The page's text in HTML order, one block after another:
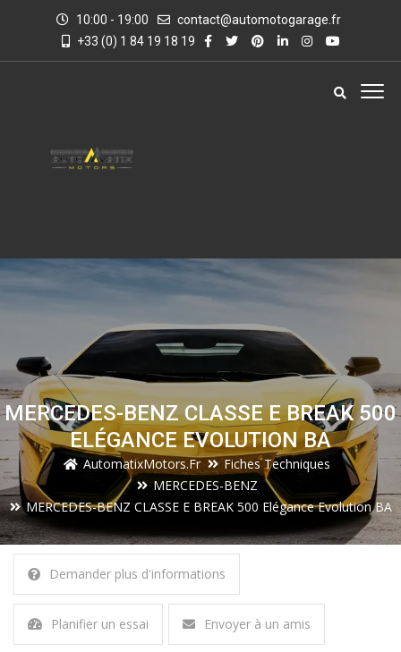
10:00 - 19:00
contact@automotogarage.fr
+33 (0) 1 84 19 18 19
MERCEDES-BENZ CLASSE E BREAK 500
ELÉGANCE EVOLUTION BA
AutomatixMotors.fr
Fiches Techniques
MERCEDES-BENZ
MERCEDES-BENZ CLASSE E BREAK 500 Elégance Evolution BA
Demander plus d'informations
Planifier un essai Envoyer à un amis